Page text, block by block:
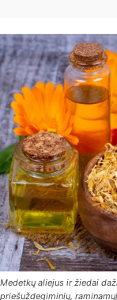
Medetkų aliejus ir žiedai
priešuždegiminių,